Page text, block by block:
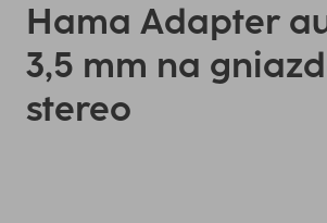
Hama Adapter
3,5 mm na
stereo